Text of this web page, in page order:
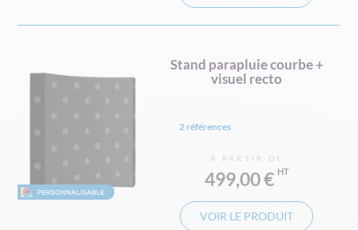
Stand parapluie courbe +
visuel recto
2 références
À PARTIR DE
499,00 €
VOIR LE PRODUIT